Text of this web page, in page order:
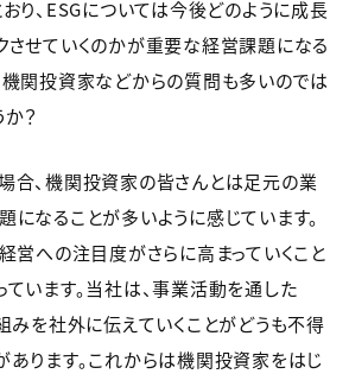
おり、ESGについては今後どのように成長
させていくのかが重要な経営課題になる
機関投資家などからの質問も多いのでは
？
合、機関投資家の皆さんとは足元の業
になることが多いように感じています。
営への注目度がさらに高まっていくこと
ています。当社は、事業活動を通した
みを社外に伝えていくことがどうも不得
あります。これからは機関投資家をはじ